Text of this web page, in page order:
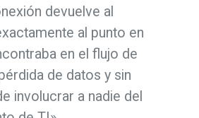
devuelve al
al punto en
en el flujo de
de datos y sin
involucrar a nadie del